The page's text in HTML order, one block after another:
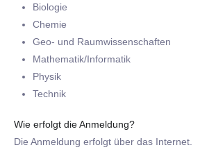
Biologie
Chemie
Geo- und Raumwissenschaften
Mathematik/Informatik
Physik
Technik
Wie erfolgt die Anmeldung?
Die Anmeldung erfolgt über das Internet.